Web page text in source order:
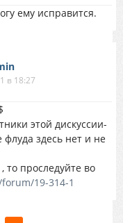
ему исправится.
в 18:27
этой дискуссии-
здесь нет и не
то проследуйте во
19-314-1